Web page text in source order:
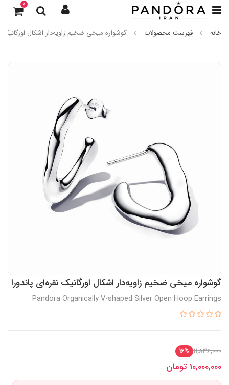
0
خانه فهرست محصولات گوشواره میخی ضخیم زاویه‌دار اشکال اورگانیک
گوشواره میخی ضخیم زاویه‌دار اشکال اورگانیک نقره‌ای پاندورا
Pandora Organically V-shaped Silver Open Hoop Earrings
11,836,000
16%
10,000,000 تومان